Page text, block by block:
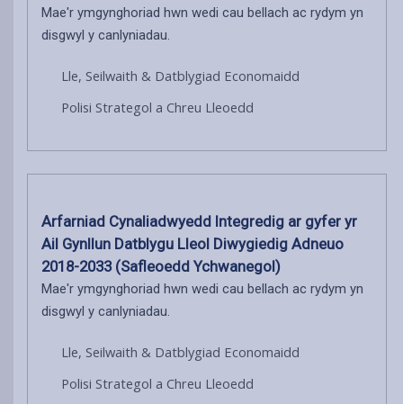
Mae'r ymgynghoriad hwn wedi cau bellach ac rydym yn
disgwyl y canlyniadau.
Lle, Seilwaith & Datblygiad Economaidd
Polisi Strategol a Chreu Lleoedd
Arfarniad Cynaliadwyedd Integredig ar gyfer yr
Ail Gynllun Datblygu Lleol Diwygiedig Adneuo
2018-2033 (Safleoedd Ychwanegol)
Mae'r ymgynghoriad hwn wedi cau bellach ac rydym yn
disgwyl y canlyniadau.
Lle, Seilwaith & Datblygiad Economaidd
Polisi Strategol a Chreu Lleoedd